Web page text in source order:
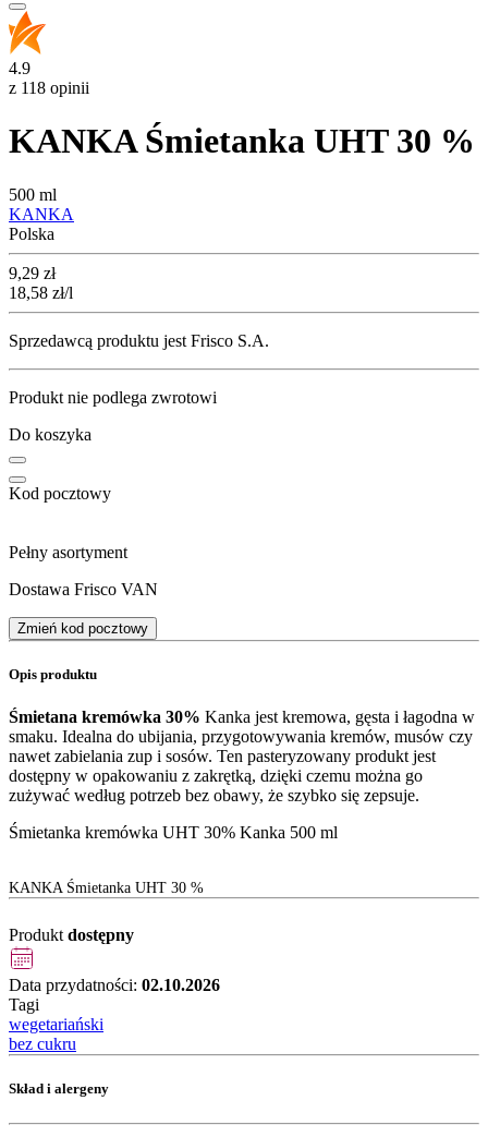
4.9
z 118 opinii
KANKA Śmietanka UHT 30 %
500 ml
KANKA
Polska
Cena
9,29 zł
18,58 zł/l
Sprzedawcą produktu jest Frisco S.A.
Produkt nie podlega zwrotowi
Do koszyka
Kod pocztowy
Pełny asortyment
Dostawa Frisco VAN
Zmień kod pocztowy
Opis produktu
Śmietana kremówka 30% Kanka jest kremowa, gęsta i łagodna w
smaku. Idealna do ubijania, przygotowywania kremów, musów czy
nawet zabielania zup i sosów. Ten pasteryzowany produkt jest
dostępny w opakowaniu z zakrętką, dzięki czemu można go
zużywać według potrzeb bez obawy, że szybko się zepsuje.
Śmietanka kremówka UHT 30% Kanka 500 ml
KANKA Śmietanka UHT 30 %
Produkt dostępny
Data przydatności: 02.10.2026
Tagi
wegetariański
bez cukru
Skład i alergeny